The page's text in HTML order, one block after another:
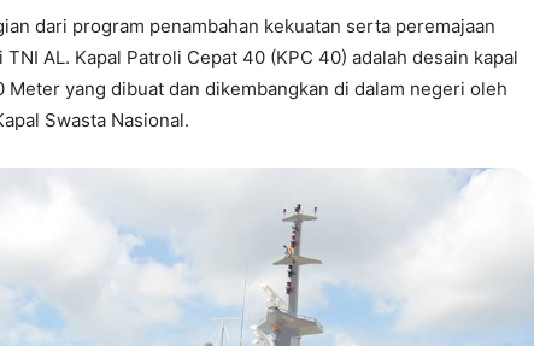
dari program penambahan kekuatan serta peremajaan
AL. Kapal Patroli Cepat 40 (KPC 40) adalah desain kapal
yang dibuat dan dikembangkan di dalam negeri oleh
Swasta Nasional.